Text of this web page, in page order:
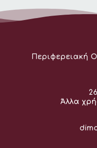
Διεύθυνση:
Περιφερειακή
Άλλα